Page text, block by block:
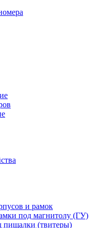
и рамок
под магнитолу (ГУ)
пищалки (твитеры)